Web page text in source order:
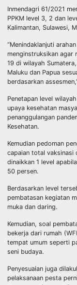
Inmendagri 61/2021
PPKM level 3, 2 dan
Kalimantan, Sulawesi,
“Menindaklanjuti
menginstruksikan agar
19 di wilayah
Maluku dan Papua
berdasarkan
Penetapan level
upaya kesehatan
penanggulangan
Kesehatan.
Kemudian pedoman
capaian total vaksinasi
dinaikkan 1 level
50 persen.
Berdasarkan level
pembatasan kegiatan
muka dan daring.
Kemudian, soal
bekerja dari rumah
tempat umum seperti
seni budaya.
Penyesuaian juga
pelaksanaan pesta